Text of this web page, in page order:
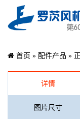
首页 » 配件产品 »
详情
图片尺寸